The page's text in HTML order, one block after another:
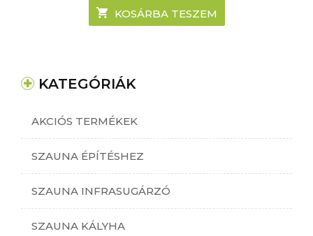
KOSÁRBA TESZEM
KATEGÓRIÁK
AKCIÓS TERMÉKEK
SZAUNA ÉPÍTÉSHEZ
SZAUNA INFRASUGÁRZÓ
SZAUNA KÁLYHA